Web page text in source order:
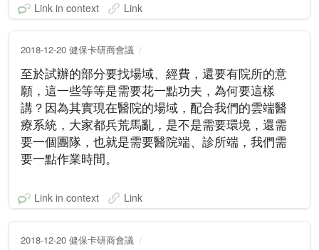
Link in context Link
2018-12-20 健保卡研商會議
至於試辦的部分要找場域、經費，還要有院所的意
願，這一些等等是需要花一點功夫，為何要這樣
講？因為其實現在醫院的場域，配合我們的雲端醫
療系統，大家都兵荒馬亂，是不是需要環境，還需
要一個團隊，也就是需要醫院端、診所端，我們需
要一點作業時間。
Link in context Link
2018-12-20 健保卡研商會議